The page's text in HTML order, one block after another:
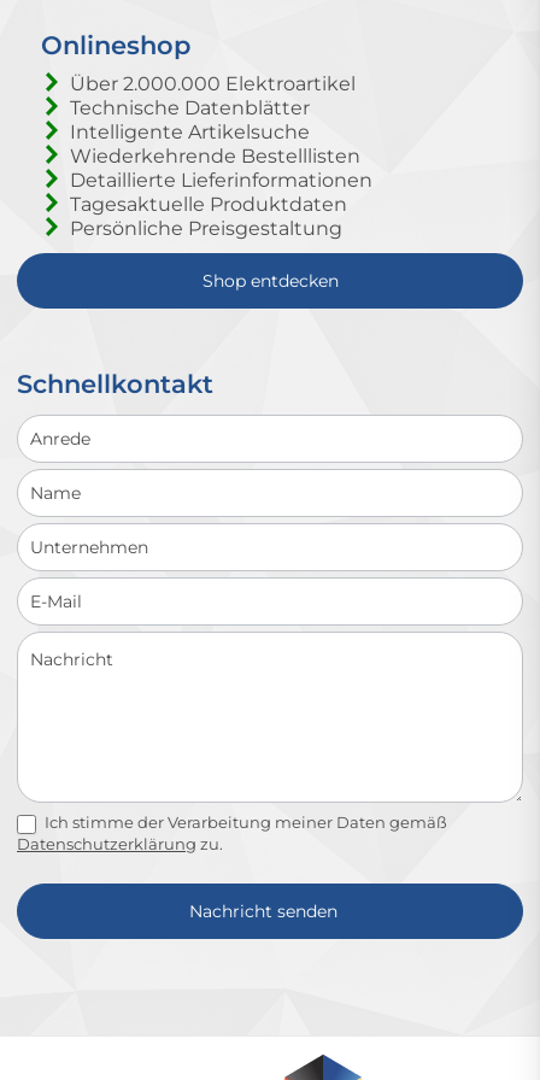
Onlineshop
Über 2.000.000 Elektroartikel
Technische Datenblätter
Intelligente Artikelsuche
Wiederkehrende Bestelllisten
Detaillierte Lieferinformationen
Tagesaktuelle Produktdaten
Persönliche Preisgestaltung
Shop entdecken
Schnellkontakt
Schnellkontakt
Ich stimme der Verarbeitung meiner Daten gemäß
Datenschutzerklärung zu.
Nachricht senden